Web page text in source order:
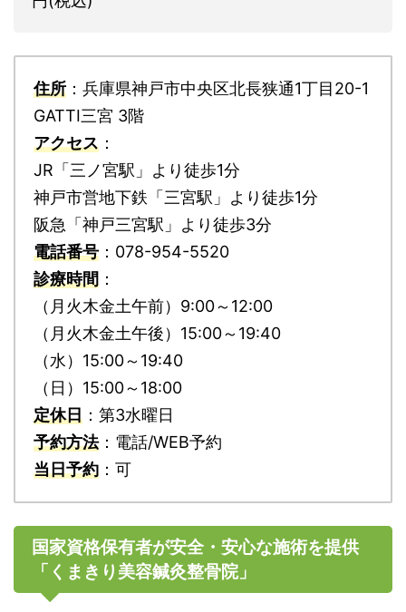
住所 ：兵庫県神戸市中央区北長狭通1丁目20-1
GATTI三宮 3階
アクセス ：
JR「三ノ宮駅」より徒歩1分
神戸市営地下鉄「三宮駅」より徒歩1分
阪急「神戸三宮駅」より徒歩3分
電話番号 ：078-954-5520
診療時間 ：
（月火木金土午前）9:00～12:00
（月火木金土午後）15:00～19:40
（水）15:00～19:40
（日）15:00～18:00
定休日 ：第3水曜日
予約方法：電話/WEB予約
当日予約 ：可
国家資格保有者が安全・安心な施術を提供
「くまきり美容鍼灸整骨院」